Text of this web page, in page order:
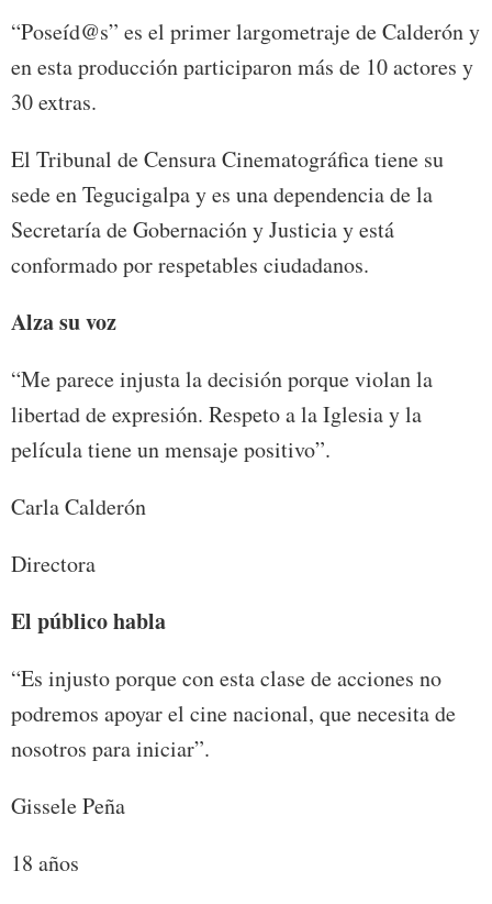
“Poseíd@s” es el primer largometraje de Calderón y
en esta producción participaron más de 10 actores y
30 extras.
El Tribunal de Censura Cinematográfica tiene su
sede en Tegucigalpa y es una dependencia de la
Secretaría de Gobernación y Justicia y está
conformado por respetables ciudadanos.
Alza su voz
“Me parece injusta la decisión porque violan la
libertad de expresión. Respeto a la Iglesia y la
película tiene un mensaje positivo”.
Carla Calderón
Directora
El público habla
“Es injusto porque con esta clase de acciones no
podremos apoyar el cine nacional, que necesita de
nosotros para iniciar”.
Gissele Peña
18 años